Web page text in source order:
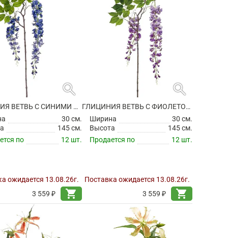
search
ГЛИЦИНИЯ ВЕТВЬ С СИНИМИ ЦВЕТАМИ ИСКУССТВЕННАЯ
30 см.
145 см.
по
12 шт.
ожидается 13.08.26г.
3 559 ₽
shopping_cart
search
ГЛИЦИНИЯ ВЕТВЬ С ФИОЛЕТОВЫМИ ЦВЕТАМИ ИСКУССТВЕННАЯ
Ширина
30 см.
Высота
145 см.
Продается по
12 шт.
Поставка ожидается 13.08.26г.
3 559 ₽
shopping_cart